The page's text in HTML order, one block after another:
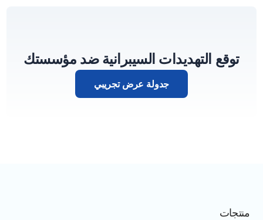
توقع التهديدات السيبرانية ضد مؤسستك
جدولة عرض تجريبي
منتجات